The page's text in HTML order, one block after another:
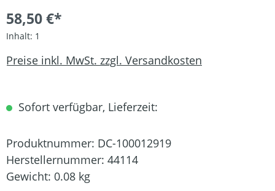
58,50 €*
Inhalt: 1
Preise inkl. MwSt. zzgl. Versandkosten
Sofort verfügbar, Lieferzeit:
Produktnummer: DC-100012919
Herstellernummer: 44114
Gewicht: 0.08 kg